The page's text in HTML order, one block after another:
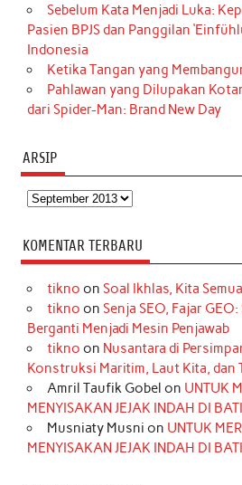
Sebelum Kata Menjadi Luka:
Pasien BPJS dan Panggilan
Indonesia
Ketika Tangan yang
Pahlawan yang Dilupakan
dari Spider-Man: Brand New Day
ARSIP
Arsip
KOMENTAR TERBARU
tikno on Soal Ikhlas, Kita
tikno on Senja SEO, Fajar
Berganti Menjadi Mesin Penjawab
tikno on Nusantara di
Konstruksi Maritim, Laut Kita, dan
Amril Taufik Gobel on UNTUK
MENYISAKAN JEJAK INDAH DI
Musniaty Musni on UNTUK
MENYISAKAN JEJAK INDAH DI